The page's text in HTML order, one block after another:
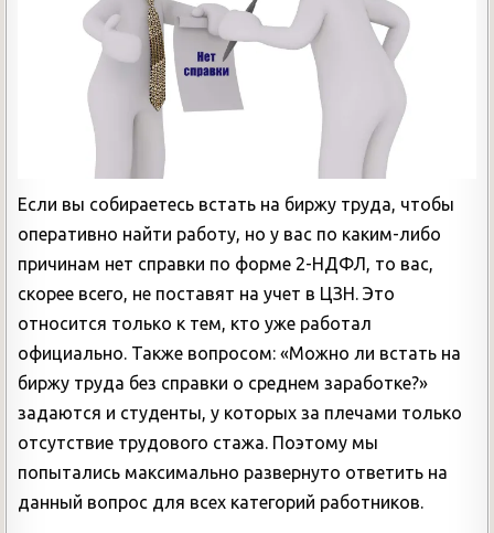
Если вы собираетесь встать на биржу труда, чтобы
оперативно найти работу, но у вас по каким-либо
причинам нет справки по форме 2-НДФЛ, то вас,
скорее всего, не поставят на учет в ЦЗН. Это
относится только к тем, кто уже работал
официально. Также вопросом: «Можно ли встать на
биржу труда без справки о среднем заработке?»
задаются и студенты, у которых за плечами только
отсутствие трудового стажа. Поэтому мы
попытались максимально развернуто ответить на
данный вопрос для всех категорий работников.